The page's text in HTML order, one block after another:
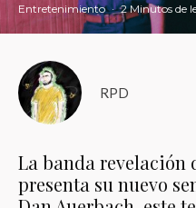
Entretenimiento · 2 Minutos de
RPD
La banda revelación
presenta su nuevo